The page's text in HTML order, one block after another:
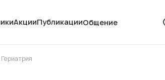
АкцииПубликацииОбщение
Гериатрия